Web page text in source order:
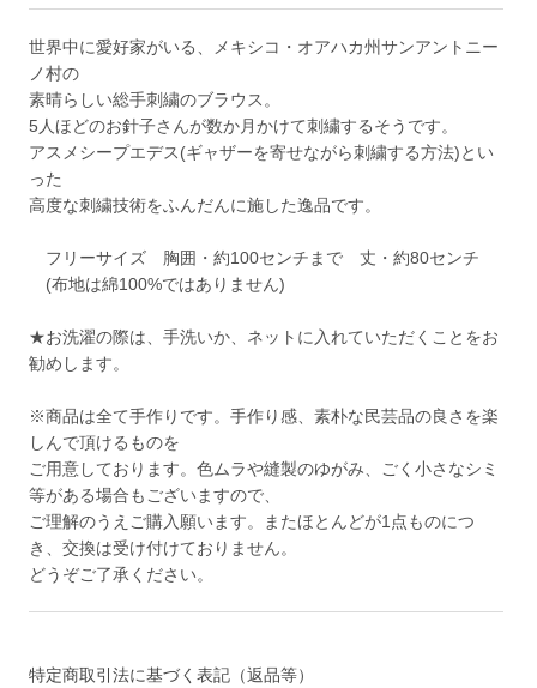
世界中に愛好家がいる、メキシコ・オアハカ州サンアントニー
ノ村の
素晴らしい総手刺繍のブラウス。
5人ほどのお針子さんが数か月かけて刺繍するそうです。
アスメシープエデス(ギャザーを寄せながら刺繍する方法)とい
った
高度な刺繍技術をふんだんに施した逸品です。
フリーサイズ 胸囲・約100センチまで 丈・約80センチ
(布地は綿100%ではありません)
★お洗濯の際は、手洗いか、ネットに入れていただくことをお
勧めします。
※商品は全て手作りです。手作り感、素朴な民芸品の良さを楽
しんで頂けるものを
ご用意しております。色ムラや縫製のゆがみ、ごく小さなシミ
等がある場合もございますので、
ご理解のうえご購入願います。またほとんどが1点ものにつ
き、交換は受け付けておりません。
どうぞご了承ください。
特定商取引法に基づく表記（返品等）